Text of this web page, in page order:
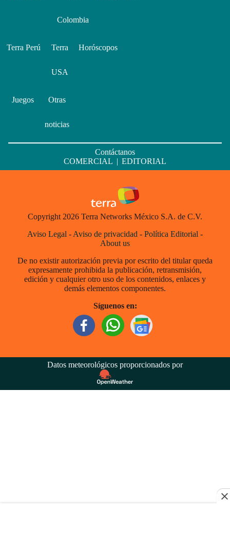
Colombia
Terra Perú Terra
USA
Horóscopos
Juegos Otras
noticias
Contáctanos
COMERCIAL | EDITORIAL
Copyright 2026 Terra Networks México S.A. de C.V.
Aviso Legal - Aviso de privacidad - Política Editorial -
About us
De no existir autorización previa por escrito del titular queda
expresamente prohibida la publicación, retransmisión,
edición y cualquier otro uso de los contenidos, enlaces y
demás elementos componentes.
Síguenos en:
Datos meteorológicos proporcionados por